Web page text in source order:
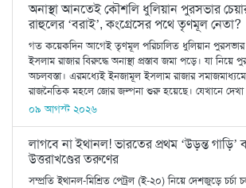
অনাস্থা আনতেই কৌশলি ধুলিয়ান পুরসভার
রাহুলের ‘বরাই’, কংগ্রেসের পথে তৃণমূল নেতা?
গত কয়েকদিন আগেই তৃণমূল পরিচালিত ধুলিয়ান পুরসভার
ইসলাম রাজার বিরুদ্ধে অনাস্থা প্রস্তাব জমা পড়ে। যা
অচলবস্তা। এরমধ্যেই ইনজামূল ইসলাম রাজার
রাজনৈতিক মহলে জোর জল্পনা শুরু হয়েছে। যেখানে দেখা
০৯ আগস্ট ২০২৬
লাগবে না ইথানল! ভারতের প্রথম ‘উড়ন্ত গাড়ি’
উত্তরাখণ্ডের তরুণের
সম্প্রতি ইথানল-মিশ্রিত পেট্রল (ই-২০) নিয়ে দেশজুড়ে